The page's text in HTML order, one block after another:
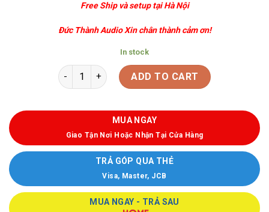
Free Ship và setup tại Hà Nội
Đức Thành Audio Xin chân thành cảm ơn!
In stock
ADD TO CART
MUA NGAY
Giao Tận Nơi Hoặc Nhận Tại Cửa Hàng
TRẢ GÓP QUA THẺ
Visa, Master, JCB
MUA NGAY - TRẢ SAU